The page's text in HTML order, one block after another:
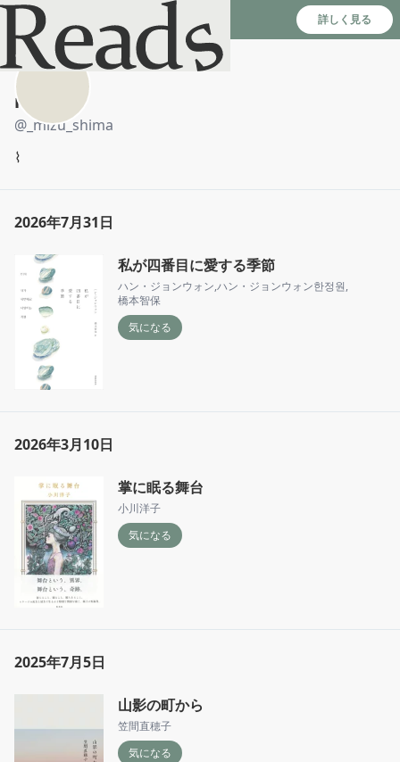
Reads - 読書のSNS＆記録アプリ 詳しく見る
mi
@ _mizu_shima
⌇
2026年7月31日
私が四番目に愛する季節
ハン・ジョンウォン,ハン・ジョンウォン한정원,
橋本智保
気になる
2026年3月10日
掌に眠る舞台
小川洋子
気になる
2025年7月5日
山影の町から
笠間直穂子
気になる